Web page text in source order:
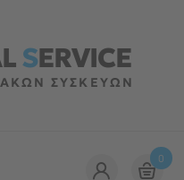
SERVICE
ΣΥΣΚΕΥΩΝ
0